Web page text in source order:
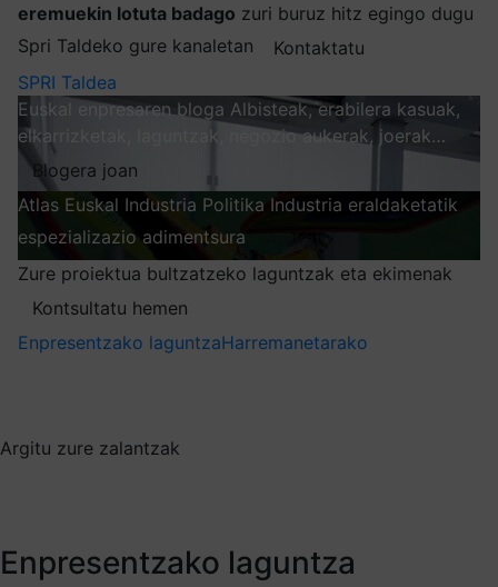
eremuekin lotuta badago zuri buruz hitz egingo dugu
Spri Taldeko gure kanaletan
Kontaktatu
SPRI Taldea
Euskal enpresaren bloga Albisteak, erabilera kasuak,
elkarrizketak, laguntzak, negozio aukerak, joerak…
Blogera joan
Atlas Euskal Industria Politika Industria eraldaketatik
espezializazio adimentsura
Zure proiektua bultzatzeko laguntzak eta ekimenak
Kontsultatu hemen
Enpresentzako laguntzaHarremanetarako
Argitu zure zalantzak
Enpresentzako laguntza